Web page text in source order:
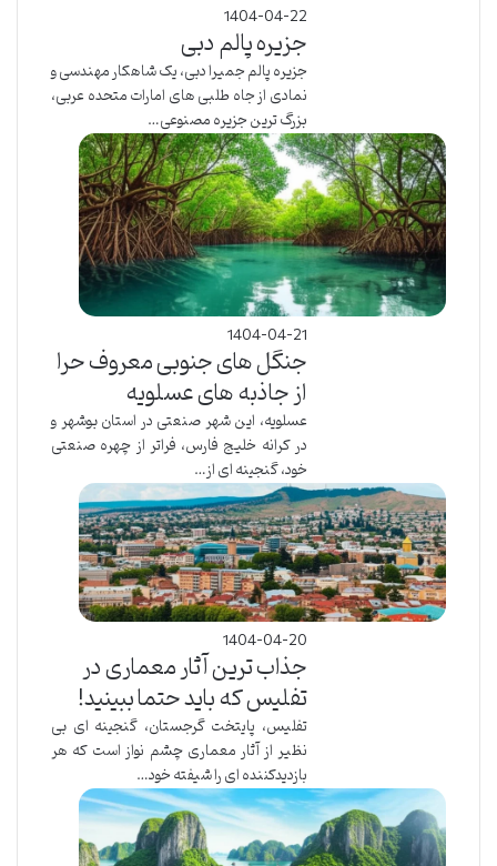
1404-04-22
جزیره پالم دبی
جزیره پالم جمیرا دبی، یک شاهکار مهندسی و
نمادی از جاه طلبی های امارات متحده عربی،
بزرگ ترین جزیره مصنوعی…
1404-04-21
جنگل های جنوبی معروف حرا
از جاذبه های عسلویه
عسلویه، این شهر صنعتی در استان بوشهر و
در کرانه خلیج فارس، فراتر از چهره صنعتی
خود، گنجینه ای از…
1404-04-20
جذاب ترین آثار معماری در
تفلیس که باید حتما ببینید!
تفلیس، پایتخت گرجستان، گنجینه ای بی
نظیر از آثار معماری چشم نواز است که هر
بازدیدکننده ای را شیفته خود…